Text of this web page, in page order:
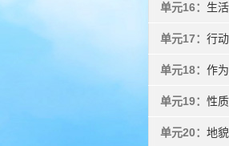
单元16： 生活
单元17： 行动
单元18： 作为
单元19： 性质
单元20： 地